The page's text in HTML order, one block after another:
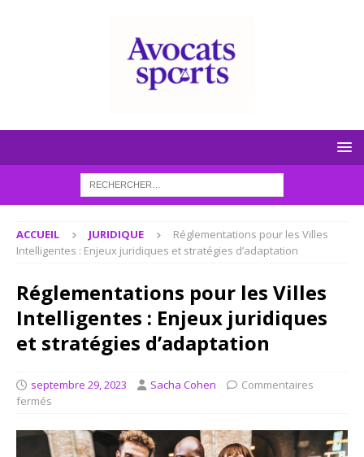
ACCUEIL JURIDIQUE
Réglementations pour les Villes
Intelligentes : Enjeux juridiques et stratégies d’adaptation
Réglementations pour les Villes
Intelligentes : Enjeux juridiques
et stratégies d’adaptation
septembre 29, 2023 Sacha Cohen
Commentaires
fermés